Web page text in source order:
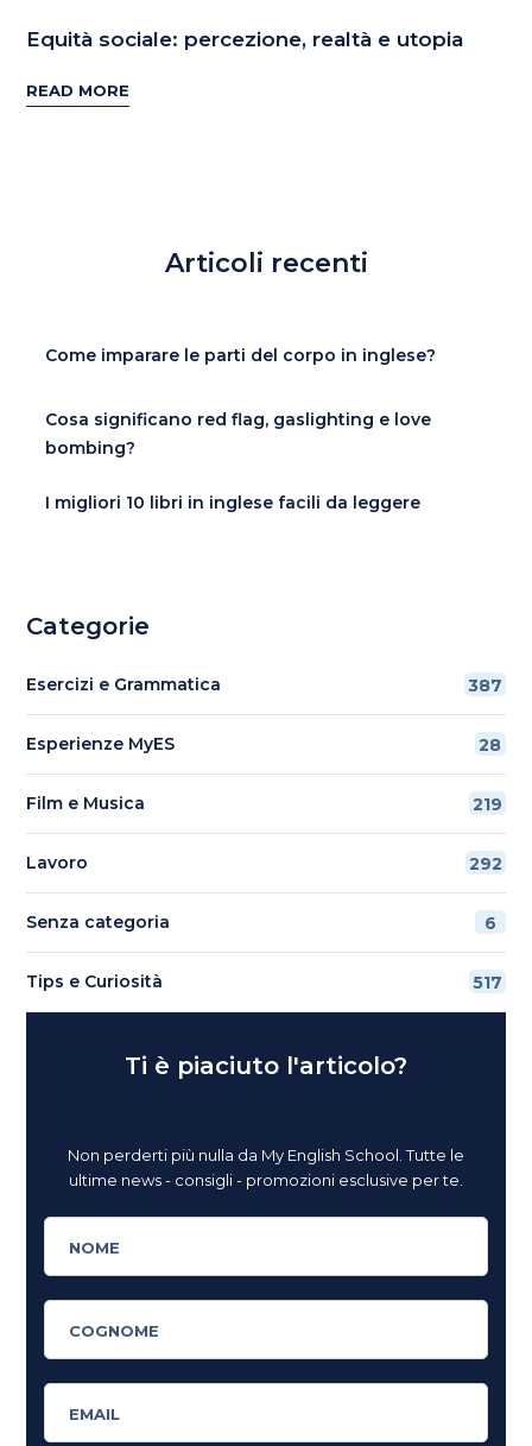
Equità sociale: percezione, realtà e utopia
READ MORE
Articoli recenti
Come imparare le parti del corpo in inglese?
Cosa significano red flag, gaslighting e love
bombing?
I migliori 10 libri in inglese facili da leggere
Categorie
Esercizi e Grammatica 387
Esperienze MyES 28
Film e Musica 219
Lavoro 292
Senza categoria 6
Tips e Curiosità 517
Ti è piaciuto l'articolo?
Non perderti più nulla da My English School. Tutte le
ultime news - consigli - promozioni esclusive per te.